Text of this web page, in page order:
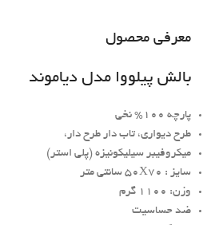
معرفی محصول
بالش پیلووا مدل دیاموند
پارچه 100% نخی
طرح دیواری، تاب دار طرح دار،
میکروفیبر سیلیکونیزه (پلی استر)
سایز : 50X70 سانتی متر
وزن: 1100 گرم
ضد حساسیت